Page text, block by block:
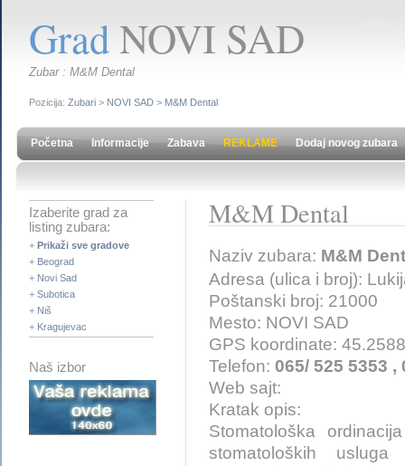
GradNOVI SAD
Zubar : M&M Dental
Pozicija: Zubari > NOVI SAD > M&M Dental
Početna Informacije Zabava REKLAME Dodaj novog zubara
Izaberite grad za
listing zubara:
+ Prikaži sve gradove
+ Beograd
+ Novi Sad
+ Subotica
+ Niš
+ Kragujevac
Naš izbor
M&M Dental
Naziv zubara: M&M
Adresa (ulica i broj):
Poštanski broj: 21000
Mesto: NOVI SAD
GPS koordinate:
Telefon: 065/ 525 5353 ,
Web sajt:
Kratak opis:
Stomatološka
stomatoloških